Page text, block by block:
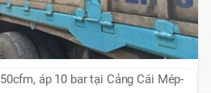
áp 10 bar tại Cảng Cái Mép-